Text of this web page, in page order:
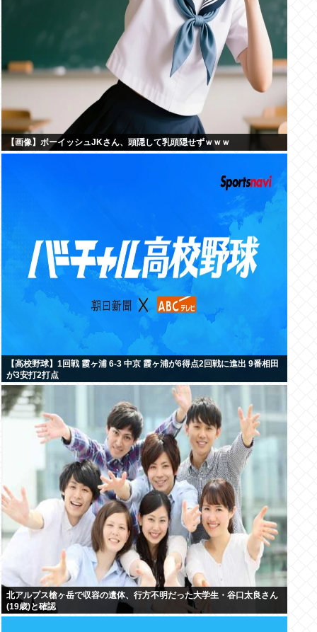
【画像】ボーイッシュJKさん、頭隠して乳頭隠せずｗｗｗ
【高校野球】1回戦 霞ヶ浦 6-3 中京 霞ヶ浦が6得点2回戦に進出 9番相田
が3安打2打点
北アルプス槍ヶ岳で収容の遺体、行方不明だった大学生・谷口太良さん
(19歳)と確認